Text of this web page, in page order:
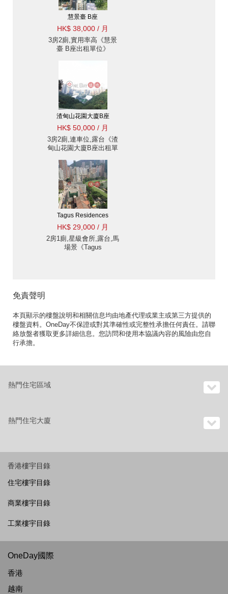
慧景臺 B座
HK$ 38,000 / 月
3房2廁,實用率高《慧景
臺 B座出租單位》
渣甸山花園大廈B座
HK$ 50,000 / 月
3房2廁,連車位,露台《渣
甸山花園大廈B座出租單
Tagus Residences
HK$ 29,000 / 月
2房1廁,星級會所,露台,馬
場景《Tagus
免責聲明
本頁顯示的樓盤說明和相關信息均由地產代理或業主或第三方提供的
樓盤資料。OneDay不保證或對其準確性或完整性承擔任何責任。請聯
絡放盤者獲取更多詳細信息。您訪問和使用本協議內容的風險由您自
行承擔。
熱門住宅區域
熱門住宅大廈
香港樓宇目錄
住宅樓宇目錄
商業樓宇目錄
工業樓宇目錄
OneDay國際
香港
越南